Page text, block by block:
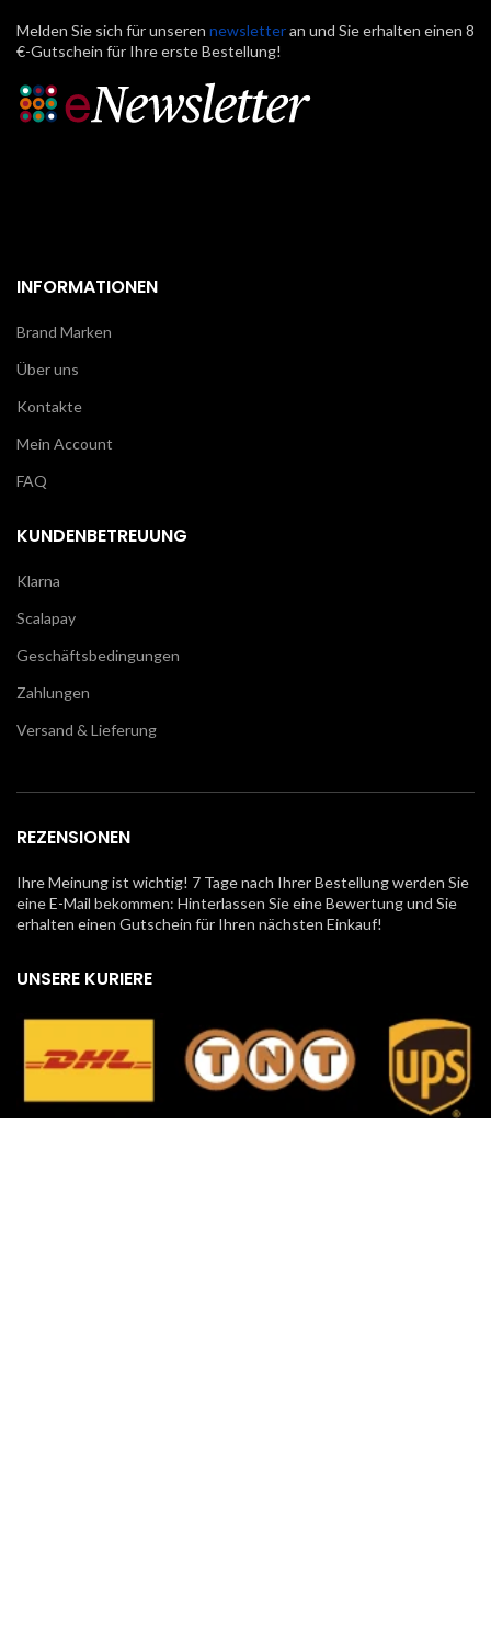
Melden Sie sich für unseren newsletteran und Sie erhalten einen 8
€-Gutschein für Ihre erste Bestellung!
INFORMATIONEN
Brand Marken
Über uns
Kontakte
Mein Account
FAQ
KUNDENBETREUUNG
Klarna
Scalapay
Geschäftsbedingungen
Zahlungen
Versand & Lieferung
REZENSIONEN
Ihre Meinung ist wichtig! 7 Tage nach Ihrer Bestellung werden Sie
eine E-Mail bekommen: Hinterlassen Sie eine Bewertung und Sie
erhalten einen Gutschein für Ihren nächsten Einkauf!
UNSERE KURIERE